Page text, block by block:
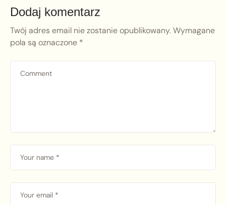
Dodaj komentarz
Twój adres email nie zostanie opublikowany.Wymagane
pola są oznaczone *